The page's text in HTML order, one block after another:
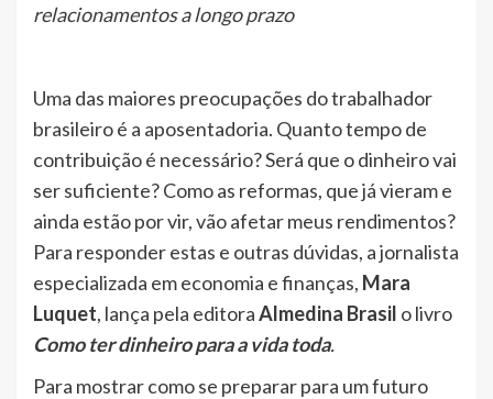
relacionamentos a longo prazo
Uma das maiores preocupações do trabalhador
brasileiro é a aposentadoria. Quanto tempo de
contribuição é necessário? Será que o dinheiro vai
ser suficiente? Como as reformas, que já vieram e
ainda estão por vir, vão afetar meus rendimentos?
Para responder estas e outras dúvidas, a jornalista
especializada em economia e finanças, Mara
Luquet, lança pela editoraAlmedina Brasil o livro
Como ter dinheiro para a vida toda.
Para mostrar como se preparar para um futuro